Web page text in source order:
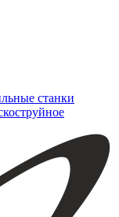
станки